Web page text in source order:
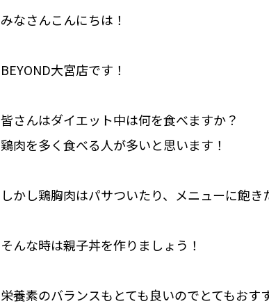
みなさんこんにちは！
BEYOND大宮店です！
皆さんはダイエット中は何を食べますか？
鶏肉を多く食べる人が多いと思います！
しかし鶏胸肉はパサついたり、メニューに飽き
そんな時は親子丼を作りましょう！
栄養素のバランスもとても良いのでとてもおす